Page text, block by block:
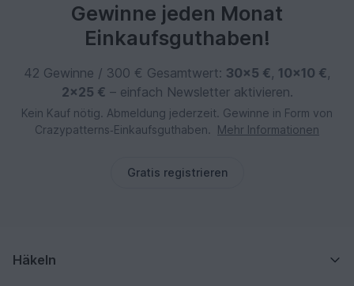
Gewinne jeden Monat
Einkaufsguthaben!
42 Gewinne / 300 € Gesamtwert: 30×5 €, 10×10 €,
2×25 € – einfach Newsletter aktivieren.
Kein Kauf nötig. Abmeldung jederzeit. Gewinne in Form von
Crazypatterns‑Einkaufsguthaben.
Mehr Informationen
Gratis registrieren
Häkeln